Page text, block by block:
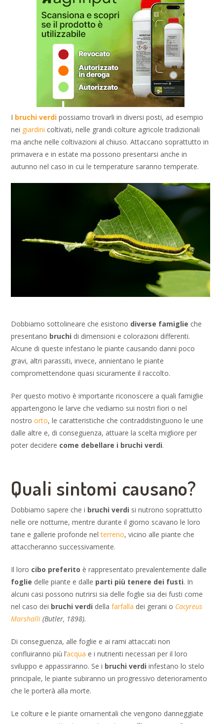
I bruchi verdi possiamo trovarli in diversi posti, ad esempio
nei giardini coltivati, nelle grandi colture agricole tradizionali
ma anche nelle coltivazioni al chiuso. Attaccano soprattutto in
primavera e in estate ma possono presentarsi anche in
autunno nel caso in cui le temperature saranno temperate.
Dobbiamo sottolineare che esistono diverse famiglie che
presentano bruchi di dimensioni e colorazioni differenti.
Alcune di queste infestano le piante causando danni poco
gravi, altri parassiti, invece, annientano le piante
compromettendone quasi sicuramente il raccolto.
Per questo motivo è importante riconoscere a quali famiglie
appartengono le larve che vediamo sui nostri fiori o nel
nostroorto, le caratteristiche che contraddistinguono le une
dalle altre e, di conseguenza, attuare la scelta migliore per
poter decidere come debellare i bruchi verdi.
Quali sintomi causano?
Dobbiamo sapere che i bruchi verdi si nutrono soprattutto
nelle ore notturne, mentre durante il giorno scavano le loro
tane e gallerie profonde nelterreno, vicino alle piante che
attaccheranno successivamente.
Il loro cibo preferito è rappresentato prevalentemente dalle
foglie delle piante e dalle parti più tenere dei fusti. In
alcuni casi possono nutrirsi sia delle foglie sia dei fusti come
nel caso dei bruchi verdi dellafarfalla dei gerani o Cacyreus
Marshalli (Butler, 1898).
Di conseguenza, alle foglie e ai rami attaccati non
confluiranno più l’acqua e i nutrienti necessari per il loro
sviluppo e appassiranno. Se i bruchi verdiinfestano lo stelo
principale, le piante subiranno un progressivo deterioramento
che le porterà alla morte.
Le colture e le piante ornamentali che vengono danneggiate